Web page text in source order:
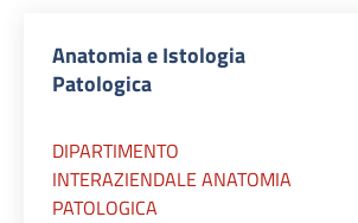
Anatomia e Istologia
Patologica
DIPARTIMENTO
INTERAZIENDALE ANATOMIA
PATOLOGICA